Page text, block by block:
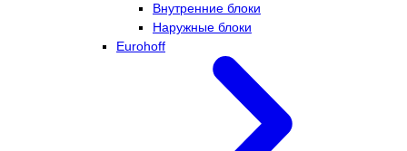
Внутренние блоки
Наружные блоки
Eurohoff